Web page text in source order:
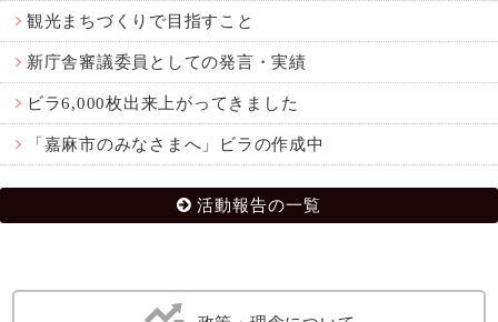
観光まちづくりで目指すこと
新庁舎審議委員としての発言・実績
ビラ6,000枚出来上がってきました
「嘉麻市のみなさまへ」ビラの作成中
活動報告の一覧